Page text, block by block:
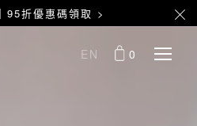
95折優惠碼領取 >
EN 0